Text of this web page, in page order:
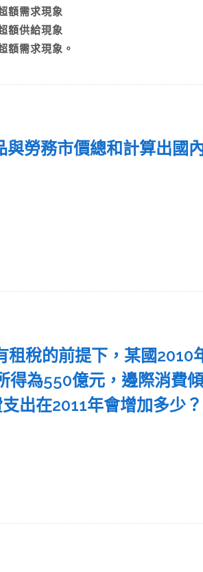
額需求現象
額供給現象
額需求現象。
與勞務市價總和計算出國
租稅的前提下，某國2010
得為550億元，邊際消費
出在2011年會增加多少